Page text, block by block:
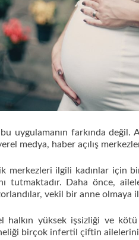
uygulamanın farkında değil.
medya, haber açılış
merkezleri ilgili kadınlar için
tutmaktadır. Daha önce,
vekil bir anne olmaya
halkın yüksek işsizliği ve
birçok infertil çiftin